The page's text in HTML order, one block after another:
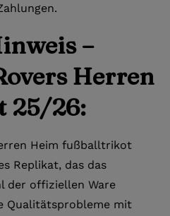
–
Herren
25/26:
Heim fußballtrikot
Replikat, das das
der offiziellen Ware
Qualitätsprobleme mit